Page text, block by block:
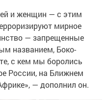
и женщин — с этим
мирное
— запрещенные
названием, Боко-
с кем мы боролись
России, на Ближнем
— дополнил он.